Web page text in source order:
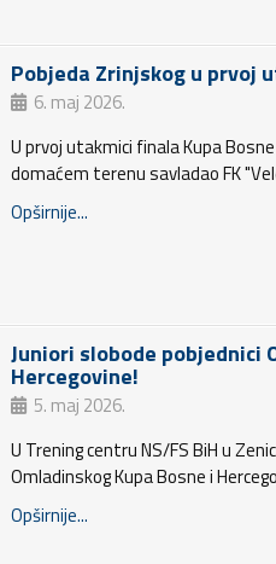
Pobjeda Zrinjskog u prvoj
6. maj 2026.
U prvoj utakmici finala Kupa
domaćem terenu savladao FK
Opširnije...
Juniori slobode pobjednici
Hercegovine!
5. maj 2026.
U Trening centru NS/FS BiH u
Omladinskog Kupa Bosne i
Opširnije...